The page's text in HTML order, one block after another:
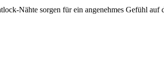
Nähte sorgen für ein angenehmes Gefühl